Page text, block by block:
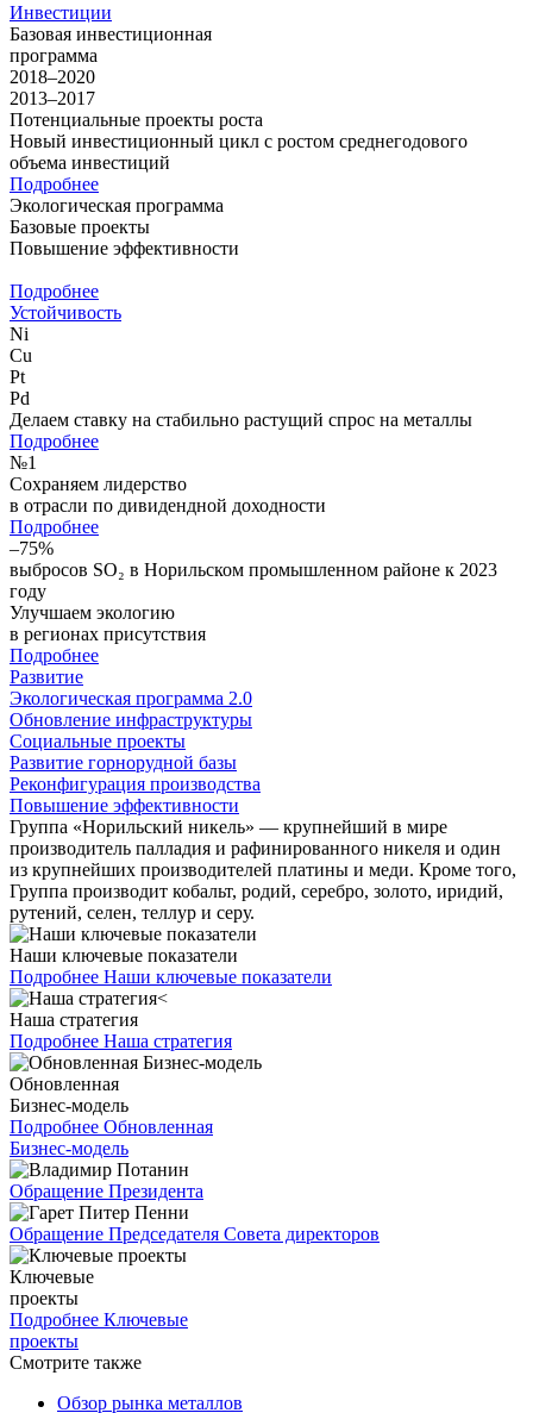
Инвестиции
Базовая инвестиционная
программа
2018–2020
2013–2017
Потенциальные проекты роста
Новый инвестиционный цикл с ростом среднегодового
объема инвестиций
Подробнее
Экологическая программа
Базовые проекты
Повышение эффективности
Подробнее
Устойчивость
Ni
Cu
Pt
Pd
Делаем ставку на стабильно растущий спрос на металлы
Подробнее
№1
Сохраняем лидерство
в отрасли по дивидендной доходности
Подробнее
–75%
выбросов SO₂ в Норильском промышленном районе к 2023
году
Улучшаем экологию
в регионах присутствия
Подробнее
Развитие
Экологическая программа 2.0
Обновление инфраструктуры
Социальные проекты
Развитие горнорудной базы
Реконфигурация производства
Повышение эффективности
Группа «Норильский никель» — крупнейший в мире
производитель палладия и рафинированного никеля и один
из крупнейших производителей платины и меди. Кроме того,
Группа производит кобальт, родий, серебро, золото, иридий,
рутений, селен, теллур и серу.
Наши ключевые показатели
Подробнее Наши ключевые показатели
Наша стратегия
Подробнее Наша стратегия
Обновленная
Бизнес-модель
Подробнее Обновленная
Бизнес-модель
Обращение Президента
Обращение Председателя Совета директоров
Ключевые
проекты
Подробнее Ключевые
проекты
Смотрите также
Обзор рынка металлов